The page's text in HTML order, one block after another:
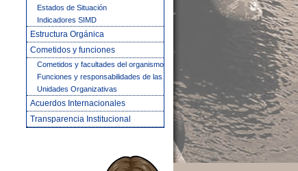
Estados de Situación
Indicadores SIMD
Estructura Orgánica
Cometidos y funciones
Cometidos y facultades del organismo
Funciones y responsabilidades de las
Unidades Organizativas
Acuerdos Internacionales
Transparencia Institucional